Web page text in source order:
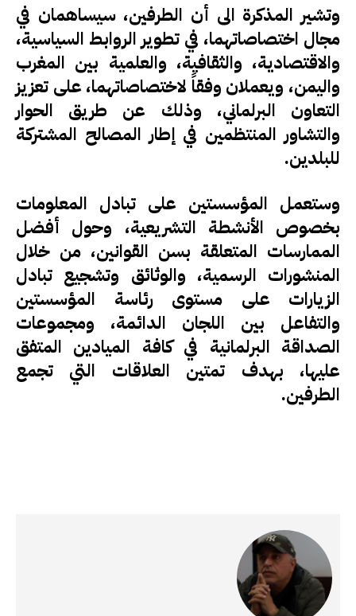
وتشير المذكرة الى أن الطرفين، سيساهمان في
مجال اختصاصاتهما، في تطوير الروابط السياسية،
والاقتصادية، والثقافية، والعلمية بين المغرب
واليمن، ويعملان وفقاً لاختصاصاتهما، على تعزيز
التعاون البرلماني، وذلك عن طريق الحوار
والتشاور المنتظمين في إطار المصالح المشتركة
للبلدين.
وستعمل المؤسستين على تبادل المعلومات
بخصوص الأنشطة التشريعية، وحول أفضل
الممارسات المتعلقة بسن القوانين، من خلال
المنشورات الرسمية، والوثائق وتشجيع تبادل
الزيارات على مستوى رئاسة المؤسستين
والتفاعل بين اللجان الدائمة، ومجموعات
الصداقة البرلمانية في كافة الميادين المتفق
عليها، بهدف تمتين العلاقات التي تجمع
الطرفين.